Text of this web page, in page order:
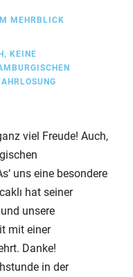
MEHRBLICK
, KEINE
viel Freude! Auch,
uns eine besondere
hat seiner
unsere
mit einer
Danke!
in der